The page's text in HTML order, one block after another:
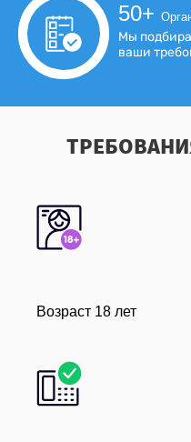
50+
Мы
ваши
Возраст 18 лет